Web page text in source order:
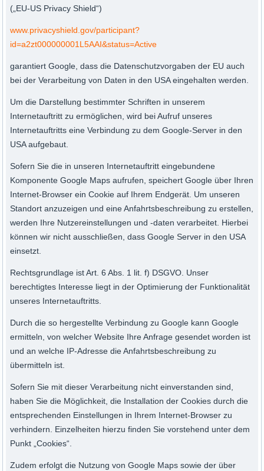
(„EU-US Privacy Shield“)
www.privacyshield.gov/participant?
id=a2zt000000001L5AAI&status=Active
garantiert Google, dass die Datenschutzvorgaben der EU auch
bei der Verarbeitung von Daten in den USA eingehalten werden.
Um die Darstellung bestimmter Schriften in unserem
Internetauftritt zu ermöglichen, wird bei Aufruf unseres
Internetauftritts eine Verbindung zu dem Google-Server in den
USA aufgebaut.
Sofern Sie die in unseren Internetauftritt eingebundene
Komponente Google Maps aufrufen, speichert Google über Ihren
Internet-Browser ein Cookie auf Ihrem Endgerät. Um unseren
Standort anzuzeigen und eine Anfahrtsbeschreibung zu erstellen,
werden Ihre Nutzereinstellungen und -daten verarbeitet. Hierbei
können wir nicht ausschließen, dass Google Server in den USA
einsetzt.
Rechtsgrundlage ist Art. 6 Abs. 1 lit. f) DSGVO. Unser
berechtigtes Interesse liegt in der Optimierung der Funktionalität
unseres Internetauftritts.
Durch die so hergestellte Verbindung zu Google kann Google
ermitteln, von welcher Website Ihre Anfrage gesendet worden ist
und an welche IP-Adresse die Anfahrtsbeschreibung zu
übermitteln ist.
Sofern Sie mit dieser Verarbeitung nicht einverstanden sind,
haben Sie die Möglichkeit, die Installation der Cookies durch die
entsprechenden Einstellungen in Ihrem Internet-Browser zu
verhindern. Einzelheiten hierzu finden Sie vorstehend unter dem
Punkt „Cookies“.
Zudem erfolgt die Nutzung von Google Maps sowie der über